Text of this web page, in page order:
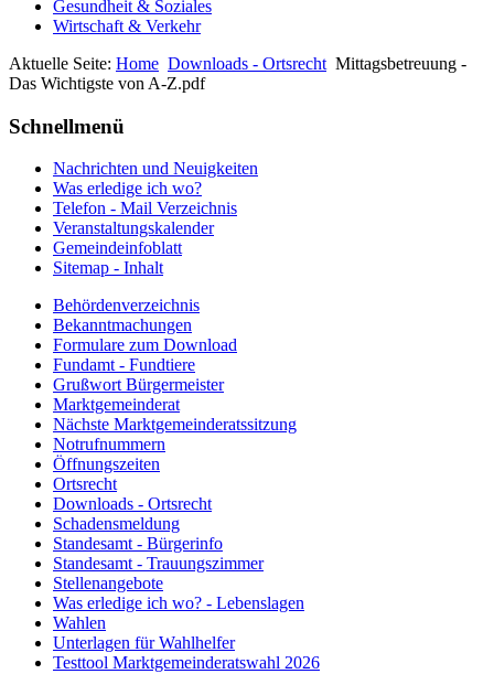
Gesundheit & Soziales
Wirtschaft & Verkehr
Aktuelle Seite: Home Downloads - Ortsrecht Mittagsbetreuung -
Das Wichtigste von A-Z.pdf
Schnellmenü
Nachrichten und Neuigkeiten
Was erledige ich wo?
Telefon - Mail Verzeichnis
Veranstaltungskalender
Gemeindeinfoblatt
Sitemap - Inhalt
Behördenverzeichnis
Bekanntmachungen
Formulare zum Download
Fundamt - Fundtiere
Grußwort Bürgermeister
Marktgemeinderat
Nächste Marktgemeinderatssitzung
Notrufnummern
Öffnungszeiten
Ortsrecht
Downloads - Ortsrecht
Schadensmeldung
Standesamt - Bürgerinfo
Standesamt - Trauungszimmer
Stellenangebote
Was erledige ich wo? - Lebenslagen
Wahlen
Unterlagen für Wahlhelfer
Testtool Marktgemeinderatswahl 2026